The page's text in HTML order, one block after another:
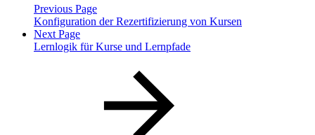
Previous Page
Konfiguration der Rezertifizierung von Kursen
Next Page
Lernlogik für Kurse und Lernpfade